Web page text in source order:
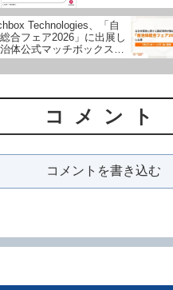
Technologies、「自
合フェア2026」に出展し
治体公式マッチボックス」
します
コメント
コメントを書き込む